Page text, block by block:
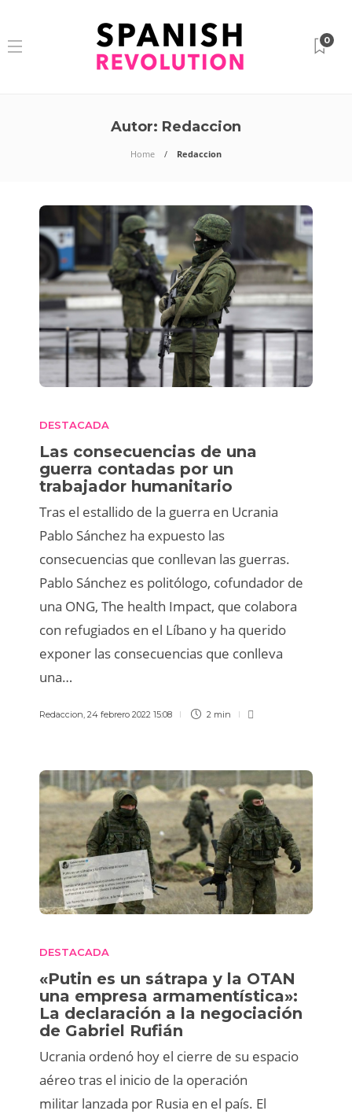
0
Autor: Redaccion
Home Redaccion
DESTACADA
Las consecuencias de una
guerra contadas por un
trabajador humanitario
Tras el estallido de la guerra en Ucrania
Pablo Sánchez ha expuesto las
consecuencias que conllevan las guerras.
Pablo Sánchez es politólogo, cofundador de
una ONG, The health Impact, que colabora
con refugiados en el Líbano y ha querido
exponer las consecuencias que conlleva
una…
Redaccion 24 febrero 2022 15:08 2 min
DESTACADA
«Putin es un sátrapa y la OTAN
una empresa armamentística»:
La declaración a la negociación
de Gabriel Rufián
Ucrania ordenó hoy el cierre de su espacio
aéreo tras el inicio de la operación
militar lanzada por Rusia en el país. El